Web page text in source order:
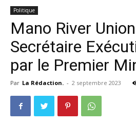
Politique
Mano River
Secrétaire
par le Premier
Par La Rédaction. - 2 septembre 2023